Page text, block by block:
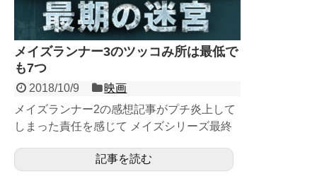
メイズランナー3のツッコみ所は最低で
も7つ
2018/10/9
映画
メイズランナー2の感想記事がプチ炎上して
しまった責任を感じて メイズシリーズ最終
記事を読む